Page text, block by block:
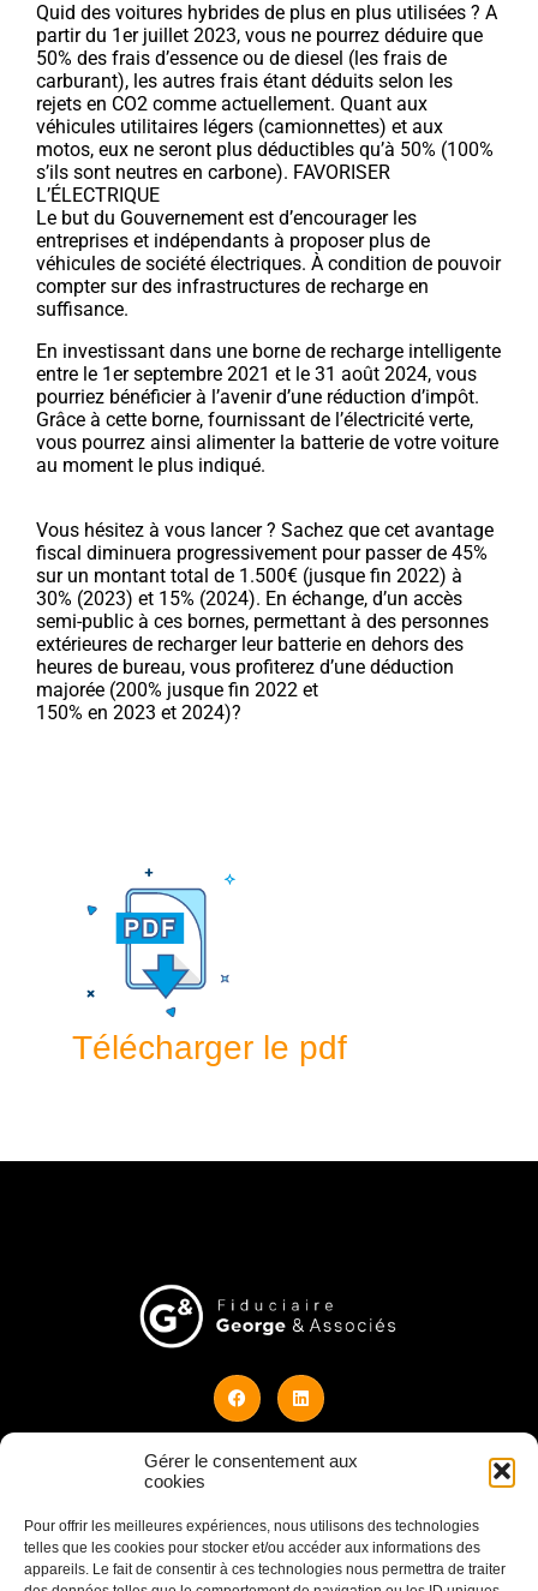
Gérer le consentement aux
cookies
Pour offrir les meilleures expériences, nous utilisons des technologies
telles que les cookies pour stocker et/ou accéder aux informations des
appareils. Le fait de consentir à ces technologies nous permettra de traiter
Quid des voitures hybrides de plus en plus utilisées ? A
partir du 1er juillet 2023, vous ne pourrez déduire que
50% des frais d’essence ou de diesel (les frais de
carburant), les autres frais étant déduits selon les
rejets en CO2 comme actuellement. Quant aux
véhicules utilitaires légers (camionnettes) et aux
motos, eux ne seront plus déductibles qu’à 50% (100%
s’ils sont neutres en carbone). FAVORISER
L’ÉLECTRIQUE
Le but du Gouvernement est d’encourager les
entreprises et indépendants à proposer plus de
véhicules de société électriques. À condition de pouvoir
compter sur des infrastructures de recharge en
suffisance.
En investissant dans une borne de recharge intelligente
entre le 1er septembre 2021 et le 31 août 2024, vous
pourriez bénéficier à l’avenir d’une réduction d’impôt.
Grâce à cette borne, fournissant de l’électricité verte,
vous pourrez ainsi alimenter la batterie de votre voiture
au moment le plus indiqué.
Vous hésitez à vous lancer ? Sachez que cet avantage
fiscal diminuera progressivement pour passer de 45%
sur un montant total de 1.500€ (jusque fin 2022) à
30% (2023) et 15% (2024). En échange, d’un accès
semi-public à ces bornes, permettant à des personnes
extérieures de recharger leur batterie en dehors des
heures de bureau, vous profiterez d’une déduction
majorée (200% jusque fin 2022 et
150% en 2023 et 2024)?
Télécharger le pdf
© 2026 Design by Julien Watelet
COORDONNÉES